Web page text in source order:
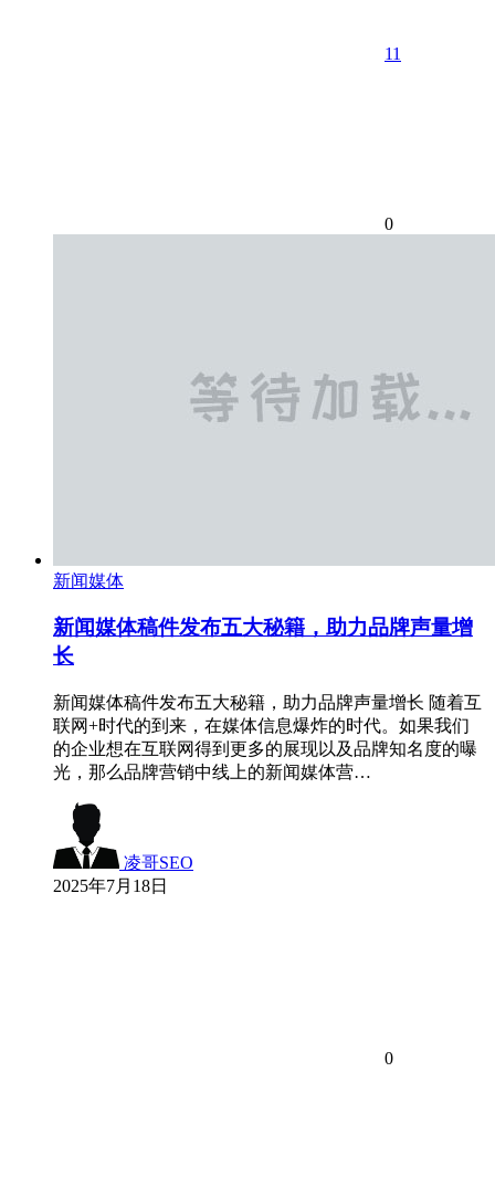
11
0
新闻媒体
新闻媒体稿件发布五大秘籍，助力品牌声量增
长
新闻媒体稿件发布五大秘籍，助力品牌声量增长 随着互
联网+时代的到来，在媒体信息爆炸的时代。如果我们
的企业想在互联网得到更多的展现以及品牌知名度的曝
光，那么品牌营销中线上的新闻媒体营…
凌哥SEO
2025年7月18日
0